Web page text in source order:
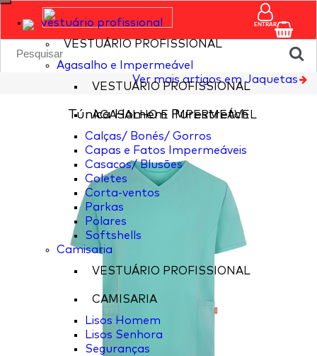
vestuário profissional
VESTUÁRIO PROFISSIONAL
Agasalho e Impermeável
VESTUÁRIO PROFISSIONAL
AGASALHO E IMPERMEÁVEL
Calças/ Bonés/ Gorros
Capas e Fatos Impermeáveis
Casacos/ Blusões
Coletes
Corta-ventos
Parkas
Polares
Softshells
Camisaria
VESTUÁRIO PROFISSIONAL
CAMISARIA
Lisos Homem
Lisos Senhora
Seguranças
ENTRAR
Ver mais artigos em Jaquetas
Túnica Homem Purestretch